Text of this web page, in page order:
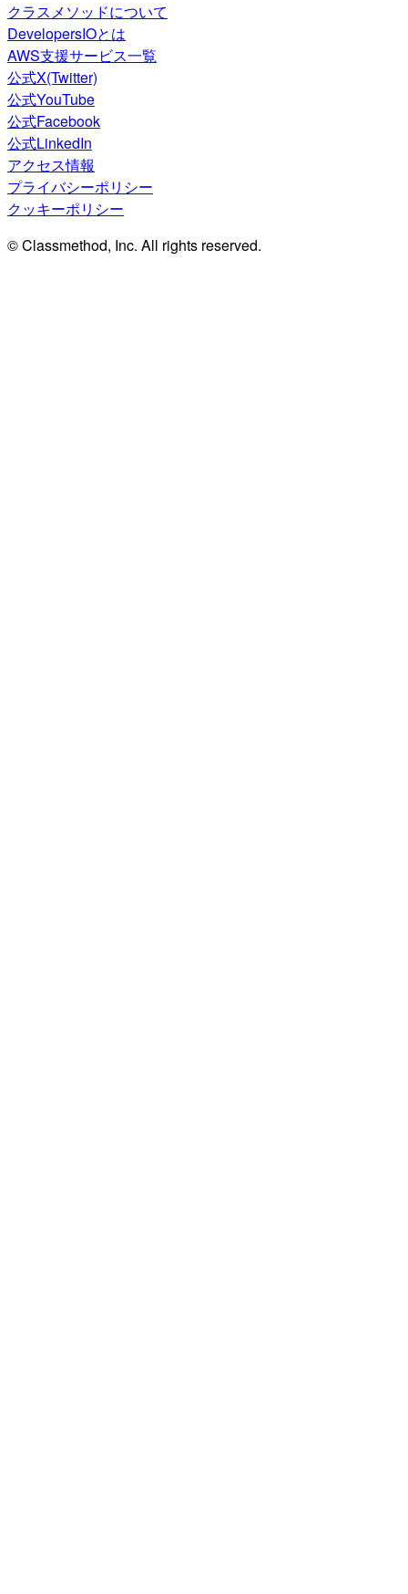
クラスメソッドについて
DevelopersIOとは
AWS支援サービス一覧
公式X(Twitter)
公式YouTube
公式Facebook
公式LinkedIn
アクセス情報
プライバシーポリシー
クッキーポリシー
© Classmethod, Inc. All rights reserved.